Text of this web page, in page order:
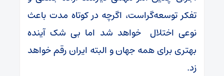
تفکر توسعه‌گراست، اگرچه در کوتاه مدت باعث
نوعی اختلال خواهد شد اما بی شک آینده
بهتری برای همه جهان و البته ایران رقم خواهد
زد.